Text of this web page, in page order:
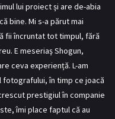
lui proiect și are de-abia
bine. Mi s-a părut mai
fii încruntat tot timpul, fără
E meseriaș Shogun,
ceva experiență. L-am
fotografului, în timp ce joacă
prestigiul în companie
îmi place faptul că au